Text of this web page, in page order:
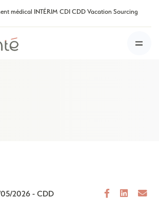
médical INTÉRIM CDI CDD Vacation Sourcing
2026 - CDD